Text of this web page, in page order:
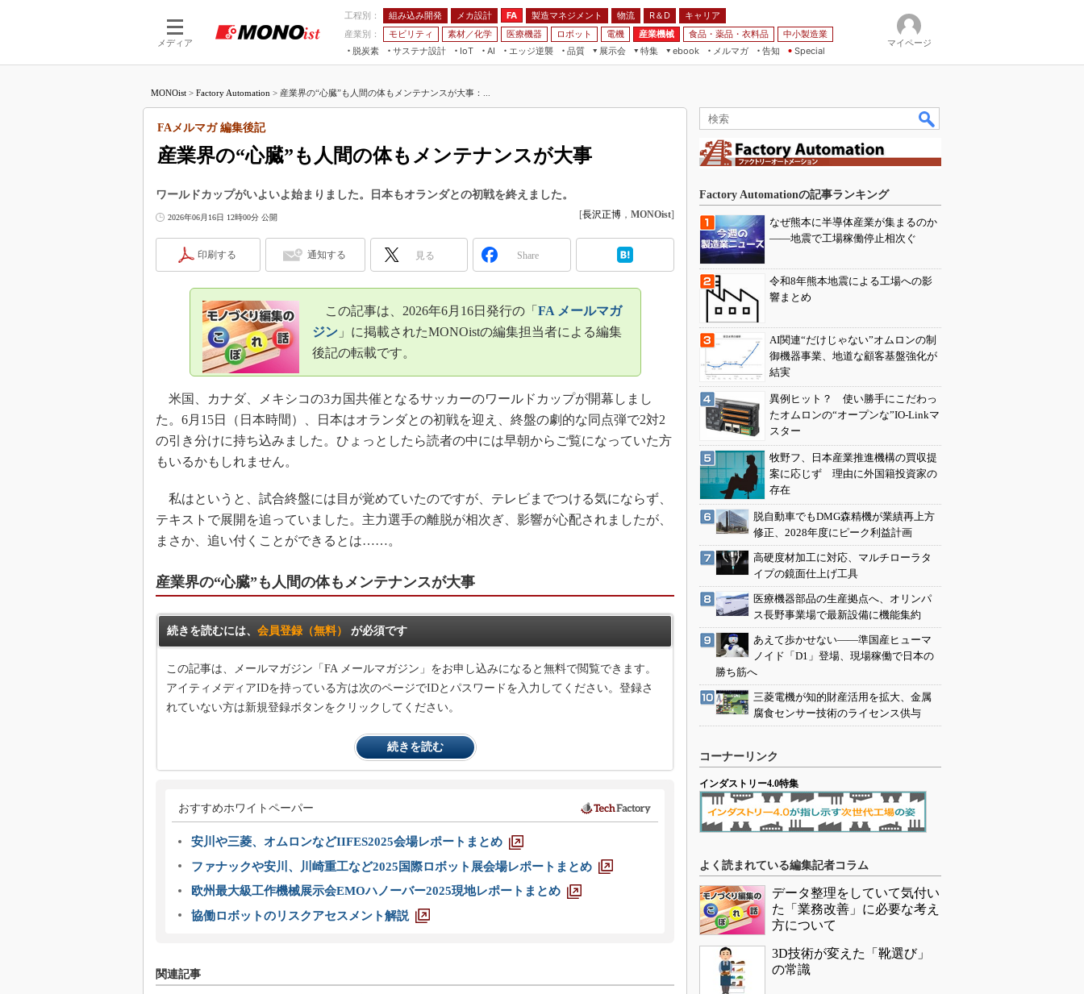
メディア
工程別： 組み込み開発 メカ設計 FA 製造マネジメント 物流 R＆D
キャリア
産業別：
モビリティ 素材／化学 医療機器 ロボット 電機 産業機械 食品・薬品・衣料品
中小製造業
脱炭素
サステナ設計
IoT
つながる工場
AI
AI×設備保全
エッジ逆襲 品質
展示会
JIMTOF
IIFES
ジャパンモビリティショー
EdgeTech+
日本ものづくりワールド
産業オープンネット展
特集
つながるクルマ
フィールドサービス
FPGA
車載ソフト開発
ISO26262
無償設計ツール
デジタルツインとCAE
S＆OP
インダストリー4.0
製造業ビッグデータ
メイドインジャパン
グローバル設計・開発
新型コロナへの対応
ebook
モビリティ
素材／化学
メルマガ
告知 Special
マイページ
MONOist > Factory Automation > 産業界の“心臓”も人間の体もメンテナンスが大事：...
産業界の“心臓”も人間の体もメンテナンスが大事
FAメルマガ 編集後記
ワールドカップがいよいよ始まりました。日本もオランダとの初戦を終えました。
2026年06月16日 12時00分 公開 [長沢正博 ， MONOist]
印刷する 通知する 見る Share
この記事は、2026年6月16日発行の「 FA メールマガ
ジン」に掲載されたMONOistの編集担当者による編集
後記の転載です。
米国、カナダ、メキシコの3カ国共催となるサッカーのワールドカップが開幕しまし
た。6月15日（日本時間）、日本はオランダとの初戦を迎え、終盤の劇的な同点弾で2対2
の引き分けに持ち込みました。ひょっとしたら読者の中には早朝からご覧になっていた方
もいるかもしれません。
私はというと、試合終盤には目が覚めていたのですが、テレビまでつける気にならず、
テキストで展開を追っていました。主力選手の離脱が相次ぎ、影響が心配されましたが、
まさか、追い付くことができるとは……。
産業界の“心臓”も人間の体もメンテナンスが大事
続きを読むには、 会員登録（無料） が必須です
この記事は、メールマガジン「FA メールマガジン」をお申し込みになると無料で閲覧できます。
アイティメディアIDを持っている方は次のページでIDとパスワードを入力してください。登録さ
れていない方は新規登録ボタンをクリックしてください。
続きを読む
おすすめホワイトペーパー
安川や三菱、オムロンなどIIFES2025会場レポートまとめ
ファナックや安川、川崎重工など2025国際ロボット展会場レポートまとめ
欧州最大級工作機械展示会EMOハノーバー2025現地レポートまとめ
協働ロボットのリスクアセスメント解説
関連記事
Factory Automationの記事ランキング
なぜ熊本に半導体産業が集まるのか
――地震で工場稼働停止相次ぐ
令和8年熊本地震による工場への影
響まとめ
AI関連“だけじゃない”オムロンの制
御機器事業、地道な顧客基盤強化が
結実
異例ヒット？ 使い勝手にこだわっ
たオムロンの“オープンな”IO-Linkマ
スター
牧野フ、日本産業推進機構の買収提
案に応じず 理由に外国籍投資家の
存在
脱自動車でもDMG森精機が業績再上方
修正、2028年度にピーク利益計画
高硬度材加工に対応、マルチローラタ
イプの鏡面仕上げ工具
医療機器部品の生産拠点へ、オリンパ
ス長野事業場で最新設備に機能集約
あえて歩かせない――準国産ヒューマ
ノイド「D1」登場、現場稼働で日本の
勝ち筋へ
三菱電機が知的財産活用を拡大、金属
腐食センサー技術のライセンス供与
コーナーリンク
インダストリー4.0特集
よく読まれている編集記者コラム
データ整理をしていて気付い
た「業務改善」に必要な考え
方について
3D技術が変えた「靴選び」
の常識